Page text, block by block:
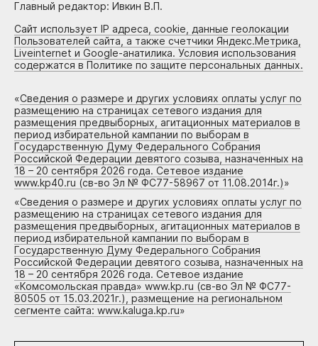
Главный редактор: Ивкин В.П.
Сайт использует IP адреса, cookie, данные геолокации
Пользователей сайта, а также счетчики Яндекс.Метрика,
Liveinternet и Google-анатилика. Условия использования
содержатся в Политике по защите персональных данных.
«Сведения о размере и других условиях оплаты услуг по
размещению на страницах сетевого издания для
размещения предвыборных, агитационных материалов в
период избирательной кампании по выборам в
Государственную Думу Федерального Собрания
Российской Федерации девятого созыва, назначенных на
18 – 20 сентября 2026 года. Сетевое издание
www.kp40.ru (св-во Эл № ФС77-58967 от 11.08.2014г.)»
«Сведения о размере и других условиях оплаты услуг по
размещению на страницах сетевого издания для
размещения предвыборных, агитационных материалов в
период избирательной кампании по выборам в
Государственную Думу Федерального Собрания
Российской Федерации девятого созыва, назначенных на
18 – 20 сентября 2026 года. Сетевое издание
«Комсомольская правда» www.kp.ru (св-во Эл № ФС77-
80505 от 15.03.2021г.), размещение на региональном
сегменте сайта: www.kaluga.kp.ru»